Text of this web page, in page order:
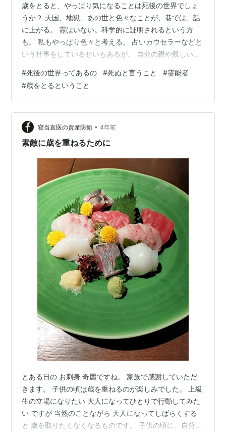
歳をとると、やっぱり気になることは死後の世界でしょ
うか？ 天国、地獄、あの世と色々なことが、巷では、話
に上がる。 霊はいない。科学的に証明されるという方
も。 私もやっぱり色々と考える。 占いカウセラーなどと
いう仕事をしているせいもあるが。 自分の親や親しい
ぱり死んだらどこに行くのだろうと思う。 私は今は生き
ているけれど、明日の朝生きているとは限らない。 つい
さっきまで、動画を見ていた私、一時間前には、息子の
家から帰ってきた私。 時間の流れを、不思議な気持ちで
感じる。 説明がつかないのだけど、こんな気持ちの時
は、子供の頃の私、父や母がいたころの…
#死後の世界ってあるの #死ぬと言うこと #霊能者
#歳をとるということ
寝当直医の資産防衛 • 4年前
素敵に歳を重ねるために
とある日の お刺身 奇麗ですね。 家族で感謝していただ
きます。 子供の頃は歳を重ねるのが楽しみでした。 上級
生の立場になりたい 大人になってひとりで行動してみた
い ですが 当然のことながら 大人になってしばらくする
と 歳を取りたくなくなるものです。 子供の頃に、自分が